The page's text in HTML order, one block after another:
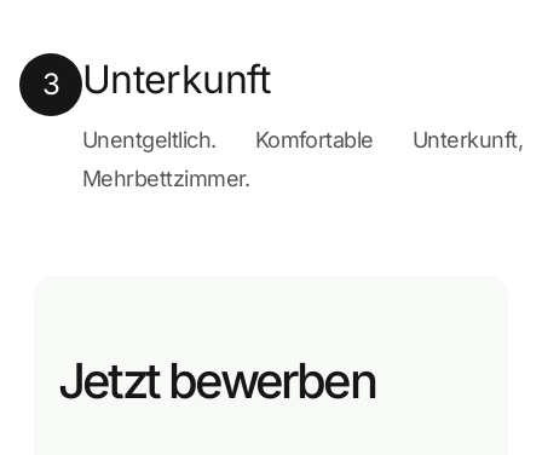
3 Unterkunft
Unentgeltlich. Komfortable Unterkunft,
Mehrbettzimmer.
Jetzt bewerben